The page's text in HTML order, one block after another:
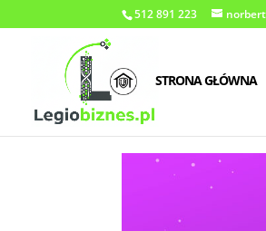
512 891 223
STRONA GŁÓWNA